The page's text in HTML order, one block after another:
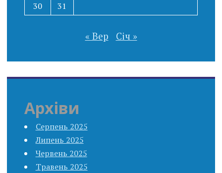
30
31
« Вер Січ »
Архіви
Серпень 2025
Липень 2025
Червень 2025
Травень 2025